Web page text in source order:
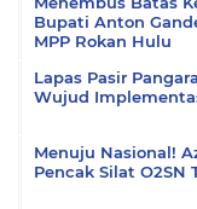
Bupati Anton
MPP Rokan Hulu
Lapas Pasir
Wujud
Menuju Nasional!
Pencak Silat O2SN